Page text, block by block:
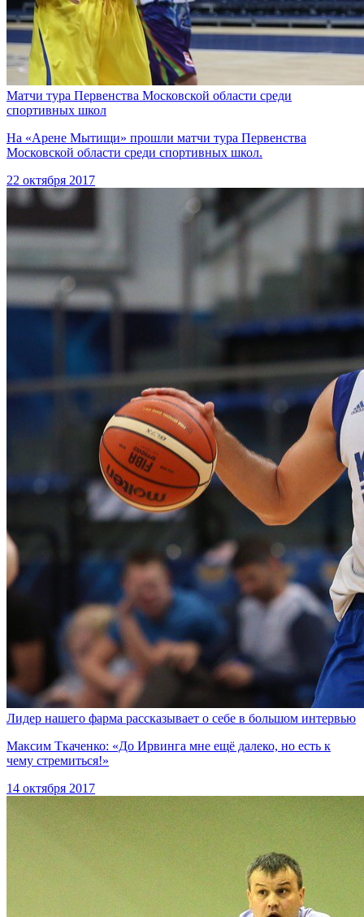
Матчи тура Первенства Московской области среди
спортивных школ
На «Арене Мытищи» прошли матчи тура Первенства
Московской области среди спортивных школ.
22 октября 2017
Лидер нашего фарма рассказывает о себе в большом интервью
Максим Ткаченко: «До Ирвинга мне ещё далеко, но есть к
чему стремиться!»
14 октября 2017